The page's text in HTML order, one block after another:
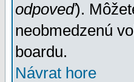
odpoveď).
neobmedzenú
boardu.
Návrat hore